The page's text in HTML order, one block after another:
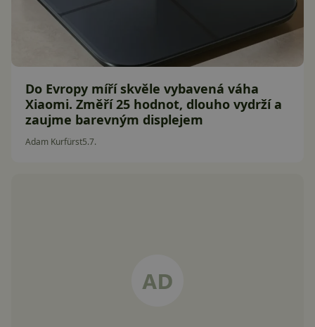
Do Evropy míří skvěle vybavená váha
Xiaomi. Změří 25 hodnot, dlouho vydrží a
zaujme barevným displejem
Adam Kurfürst5.7.